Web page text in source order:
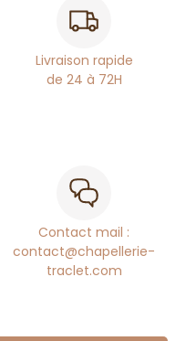
Livraison rapide
de 24 à 72H
Contact mail :
contact@chapellerie-
traclet.com